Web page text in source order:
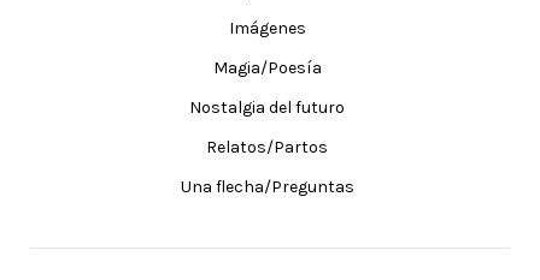
Imágenes
Magia/Poesía
Nostalgia del futuro
Relatos/Partos
Una flecha/Preguntas